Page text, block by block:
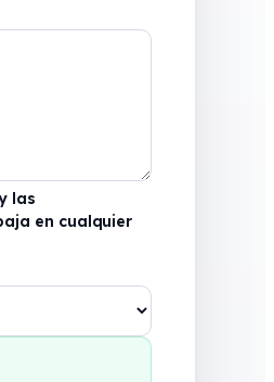
las
en cualquier